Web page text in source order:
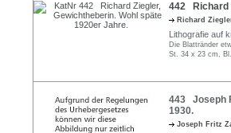
442 Richard
Richard
Lithografie auf
Die Blattränder
St. 34 x 23 cm,
443 Joseph
1930.
Joseph Fritz